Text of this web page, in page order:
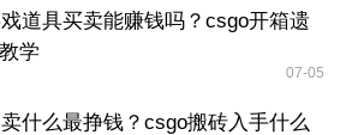
道具买卖能赚钱吗？csgo开箱遗
学
07-05
什么最挣钱？csgo搬砖入手什么